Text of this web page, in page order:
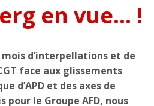
en vue… !
d’interpellations et de
face aux glissements
d’APD et des axes de
pour le Groupe AFD, nous